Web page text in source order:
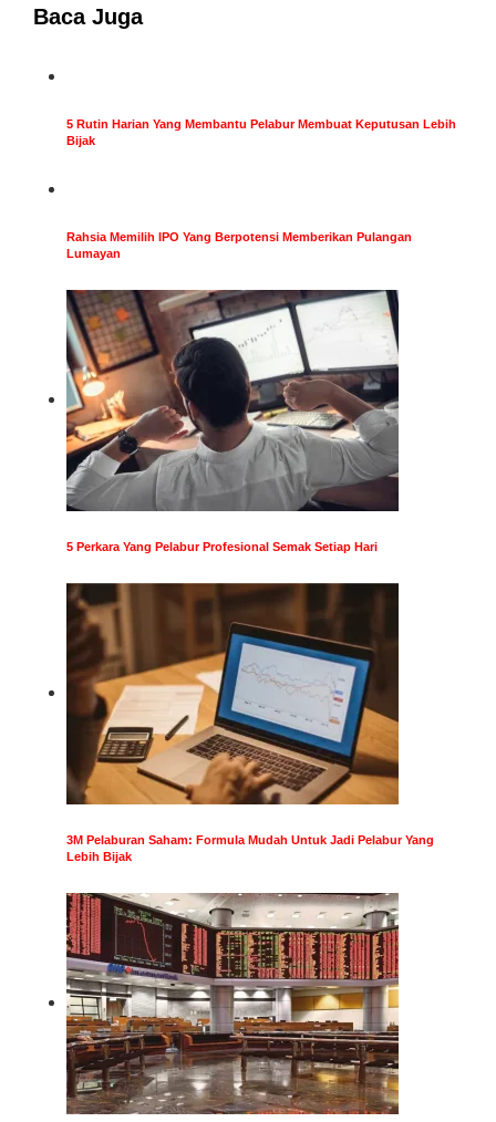
Baca Juga
5 Rutin Harian Yang Membantu Pelabur Membuat Keputusan Lebih
Bijak
Rahsia Memilih IPO Yang Berpotensi Memberikan Pulangan
Lumayan
5 Perkara Yang Pelabur Profesional Semak Setiap Hari
3M Pelaburan Saham: Formula Mudah Untuk Jadi Pelabur Yang
Lebih Bijak